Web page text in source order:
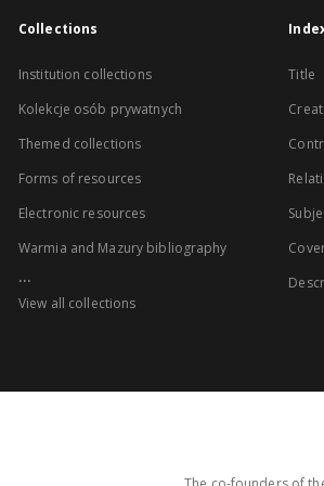
Collections
Institution collections
Kolekcje osób prywatnych
Themed collections
Forms of resources
Electronic resources
Warmia and Mazury bibliography
...
View all collections
Title